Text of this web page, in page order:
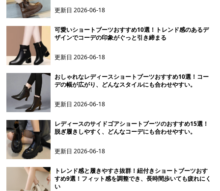
更新日2026-06-18
可愛いショートブーツおすすめ10選！トレンド感のあるデ
ザインでコーデの印象がぐっと引き締まる
更新日2026-06-18
おしゃれなレディースショートブーツおすすめ10選！コー
デの幅が広がり、どんなスタイルにも合わせやすい。
更新日2026-06-18
レディースのサイドゴアショートブーツのおすすめ15選！
脱ぎ履きしやすく、どんなコーデにも合わせやすい。
更新日2026-06-18
トレンド感と履きやすさ抜群！紐付きショートブーツおす
すめ9選！フィット感を調整でき、長時間歩いても疲れにく
い